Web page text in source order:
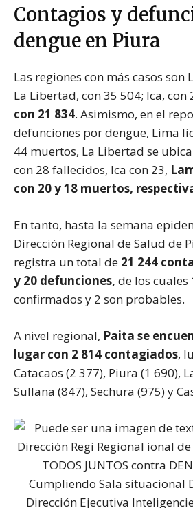
Contagios y
dengue en Piura
Las regiones con más casos son
La Libertad, con 35 504; Ica, con
con 21 834. Asimismo, en el
defunciones por dengue, Lima
44 muertos, La Libertad se
con 28 fallecidos, Ica con 23,
con 20 y 18 muertos,
En tanto, hasta la semana
Dirección Regional de Salud de
registra un total de 21 244
y 20 defunciones, de los cuales
confirmados y 2 son probables.
A nivel regional, Paita se
lugar con 2 814 contagiados,
Catacaos (2 377), Piura (1 690),
Sullana (847), Sechura (975) y